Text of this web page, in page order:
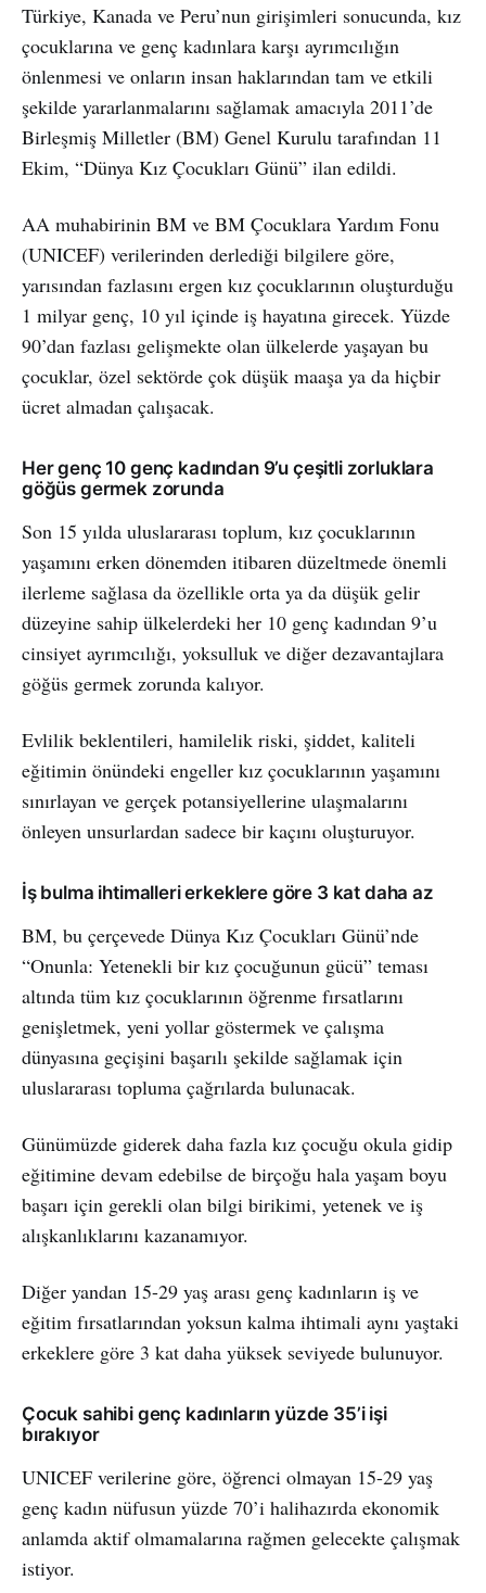
Türkiye, Kanada ve Peru’nun girişimleri sonucunda, kız
çocuklarına ve genç kadınlara karşı ayrımcılığın
önlenmesi ve onların insan haklarından tam ve etkili
şekilde yararlanmalarını sağlamak amacıyla 2011’de
Birleşmiş Milletler (BM) Genel Kurulu tarafından 11
Ekim, “Dünya Kız Çocukları Günü” ilan edildi.
AA muhabirinin BM ve BM Çocuklara Yardım Fonu
(UNICEF) verilerinden derlediği bilgilere göre,
yarısından fazlasını ergen kız çocuklarının oluşturduğu
1 milyar genç, 10 yıl içinde iş hayatına girecek. Yüzde
90’dan fazlası gelişmekte olan ülkelerde yaşayan bu
çocuklar, özel sektörde çok düşük maaşa ya da hiçbir
ücret almadan çalışacak.
Her genç 10 genç kadından 9’u çeşitli zorluklara
göğüs germek zorunda
Son 15 yılda uluslararası toplum, kız çocuklarının
yaşamını erken dönemden itibaren düzeltmede önemli
ilerleme sağlasa da özellikle orta ya da düşük gelir
düzeyine sahip ülkelerdeki her 10 genç kadından 9’u
cinsiyet ayrımcılığı, yoksulluk ve diğer dezavantajlara
göğüs germek zorunda kalıyor.
Evlilik beklentileri, hamilelik riski, şiddet, kaliteli
eğitimin önündeki engeller kız çocuklarının yaşamını
sınırlayan ve gerçek potansiyellerine ulaşmalarını
önleyen unsurlardan sadece bir kaçını oluşturuyor.
İş bulma ihtimalleri erkeklere göre 3 kat daha az
BM, bu çerçevede Dünya Kız Çocukları Günü’nde
“Onunla: Yetenekli bir kız çocuğunun gücü” teması
altında tüm kız çocuklarının öğrenme fırsatlarını
genişletmek, yeni yollar göstermek ve çalışma
dünyasına geçişini başarılı şekilde sağlamak için
uluslararası topluma çağrılarda bulunacak.
Günümüzde giderek daha fazla kız çocuğu okula gidip
eğitimine devam edebilse de birçoğu hala yaşam boyu
başarı için gerekli olan bilgi birikimi, yetenek ve iş
alışkanlıklarını kazanamıyor.
Diğer yandan 15-29 yaş arası genç kadınların iş ve
eğitim fırsatlarından yoksun kalma ihtimali aynı yaştaki
erkeklere göre 3 kat daha yüksek seviyede bulunuyor.
Çocuk sahibi genç kadınların yüzde 35’i işi
bırakıyor
UNICEF verilerine göre, öğrenci olmayan 15-29 yaş
genç kadın nüfusun yüzde 70’i halihazırda ekonomik
anlamda aktif olmamalarına rağmen gelecekte çalışmak
istiyor.